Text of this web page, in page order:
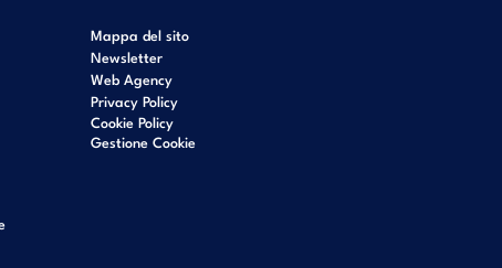
Mappa del sito
Newsletter
Web Agency
Privacy Policy
Cookie Policy
Gestione Cookie